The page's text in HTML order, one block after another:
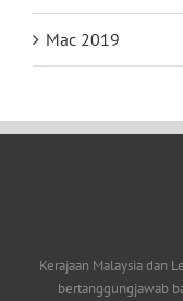
Mac 2019
Kerajaan Malaysia dan
bertanggungjawab